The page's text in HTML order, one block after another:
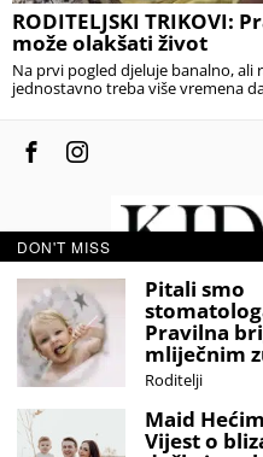
RODITELJSKI TRIKOVI:
može olakšati život
Na prvi pogled djeluje banalno, ali
jednostavno treba više vremena
© 2020 -
Sva prava zadržana.
dozvole
Developed
DON'T MISS
Pitali smo
Pravilna
mliječnim
Roditelji
Maid
Vijest o